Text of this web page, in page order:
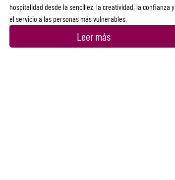
hospitalidad desde la sencillez, la creatividad, la confianza y
el servicio a las personas más vulnerables.
Leer más